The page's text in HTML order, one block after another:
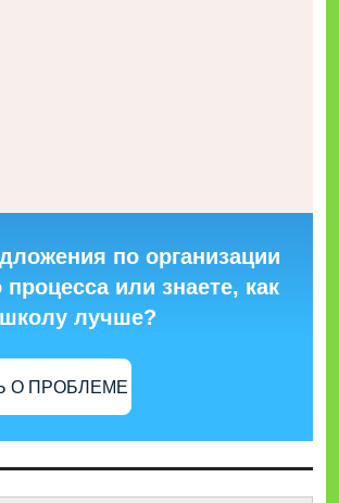
по организации
процесса или знаете, как
лучше?
О ПРОБЛЕМЕ